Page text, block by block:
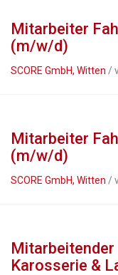
Mitarbeiter
(m/w/d)
SCORE GmbH, Witten /
Mitarbeiter
(m/w/d)
SCORE GmbH, Witten /
Karosserie &